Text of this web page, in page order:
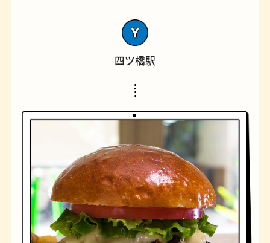
ナポリタン
四ツ橋駅